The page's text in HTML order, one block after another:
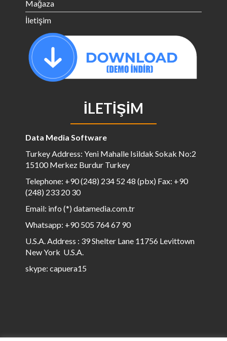
Mağaza
İletişim
İLETIŞIM
Data Media Software
Turkey Address: Yeni Mahalle Isildak Sokak No:2
15100 Merkez Burdur Turkey
Telephone: +90 (248) 234 52 48 (pbx) Fax: +90
(248) 233 20 30
Email: info (*) datamedia.com.tr
Whatsapp: +90 505 764 67 90
U.S.A. Address : 39 Shelter Lane 11756 Levittown
New York U.S.A.
skype: capuera15